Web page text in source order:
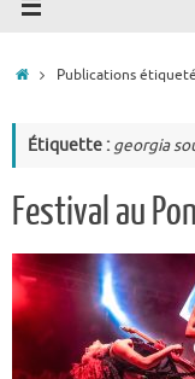
AccueilPublications
Étiquette : georgia
Festival au